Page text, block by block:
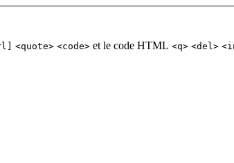
<quote> <code> et le code HTML <q> <del>